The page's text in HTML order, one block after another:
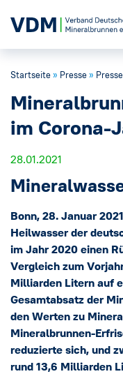
Verband
Themen
Presse
Mineralwasser-
Social Media
Impressum
Startseite» Presse»
im Corona-
28.01.2021
Bonn, 28. Januar
Heilwasser der
im Jahr 2020 einen
Vergleich zum
Milliarden Litern auf
Gesamtabsatz der
den Werten zu
Mineralbrunnen-
reduzierte sich, und
rund 13,6 Milliarden